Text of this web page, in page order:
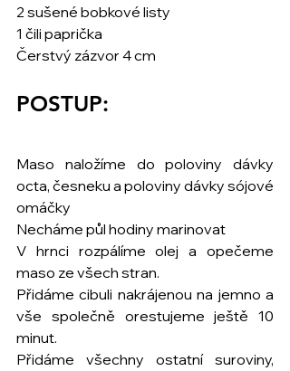
2 sušené bobkové listy
1 čili paprička
Čerstvý zázvor 4 cm
POSTUP:
Maso naložíme do poloviny dávky
octa, česneku a poloviny dávky sójové
omáčky
Necháme půl hodiny marinovat
V hrnci rozpálíme olej a opečeme
maso ze všech stran.
Přidáme cibuli nakrájenou na jemno a
vše společně orestujeme ještě 10
minut.
Přidáme všechny ostatní suroviny,